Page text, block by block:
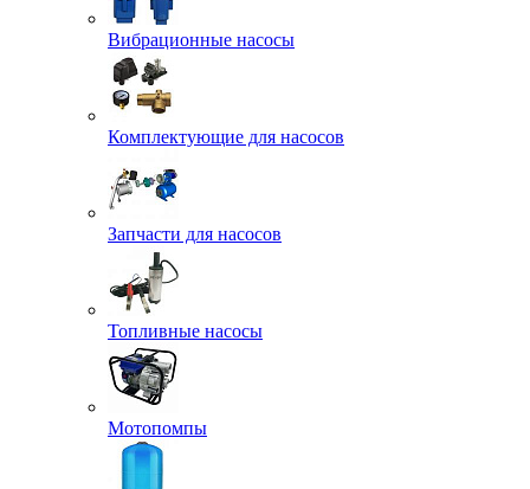
Вибрационные насосы
Комплектующие для насосов
Запчасти для насосов
Топливные насосы
Мотопомпы